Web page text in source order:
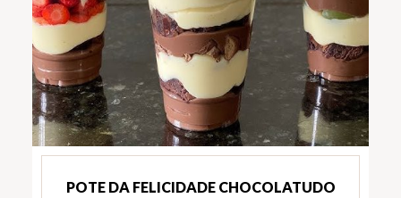
POTE DA FELICIDADE CHOCOLATUDO